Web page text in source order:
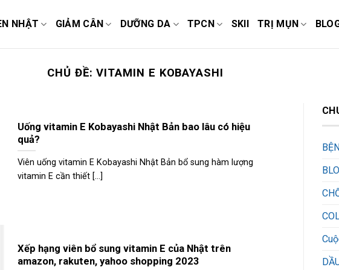
NHẬT GIẢM CÂN DƯỠNG DA TPCN SKII TRỊ MỤN
CHỦ ĐỀ:VITAMIN E KOBAYASHI
Uống vitamin E Kobayashi Nhật Bản bao lâu có hiệu
quả?
Viên uống vitamin E Kobayashi Nhật Bản bổ sung hàm lượng
vitamin E cần thiết [...]
Xếp hạng viên bổ sung vitamin E của Nhật trên
amazon, rakuten, yahoo shopping 2023